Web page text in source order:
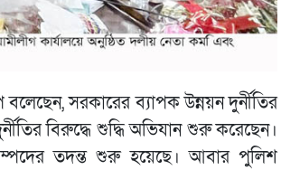
বলেছেন, সরকারের ব্যাপক উন্নয়ন দুর্নীতির
বিরুদ্ধে শুদ্ধি অভিযান শুরু করেছেন।
সম্পদের তদন্ত শুরু হয়েছে। আবার পুলিশ